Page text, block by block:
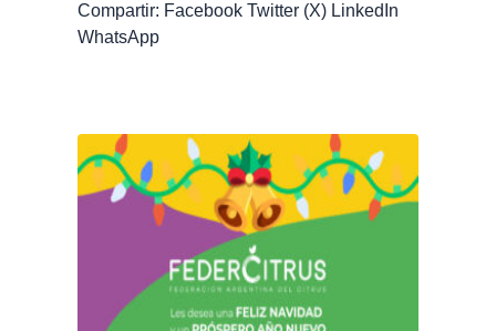
Compartir: Facebook Twitter (X) LinkedIn
WhatsApp